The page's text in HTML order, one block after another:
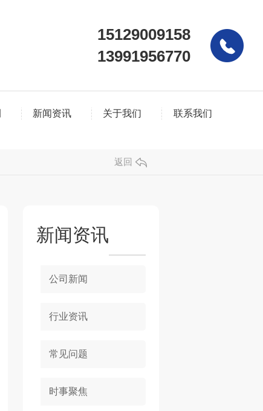
15129009158
13991956770
新闻资讯 关于我们 联系我们
返回
新闻资讯
公司新闻
行业资讯
常见问题
时事聚焦